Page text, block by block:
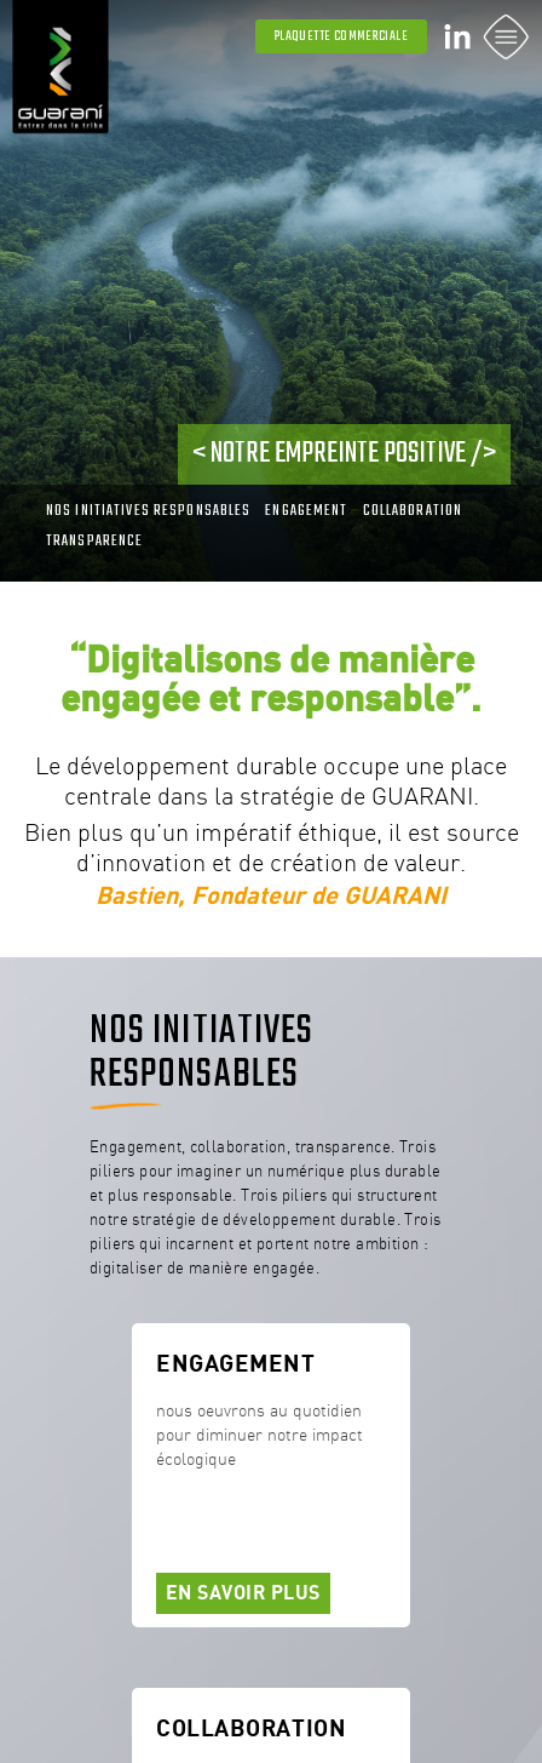
PLAQUETTE COMMERCIALE
NOTRE EMPREINTE POSITIVE
NOS INITIATIVES RESPONSABLES ENGAGEMENT
COLLABORATION
TRANSPARENCE
“Digitalisons de manière
engagée et responsable”.
Le développement durable occupe une place
centrale dans la stratégie de GUARANI.
Bien plus qu’un impératif éthique, il est source
d’innovation et de création de valeur.
Bastien, Fondateur de GUARANI
NOS INITIATIVES
RESPONSABLES
Engagement, collaboration, transparence. Trois
piliers pour imaginer un numérique plus durable
et plus responsable. Trois piliers qui structurent
notre stratégie de développement durable. Trois
piliers qui incarnent et portent notre ambition :
digitaliser de manière engagée.
ENGAGEMENT
nous oeuvrons au quotidien
pour diminuer notre impact
écologique
EN SAVOIR PLUS
COLLABORATION